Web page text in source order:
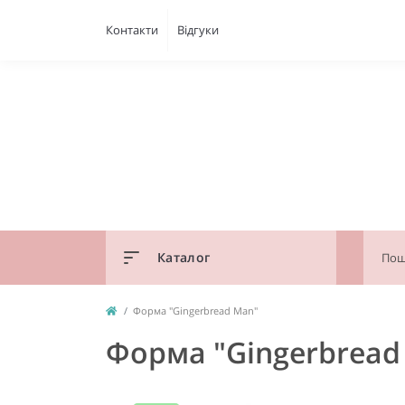
Контакти Відгуки
Каталог
Форма "Gingerbread Man"
Форма